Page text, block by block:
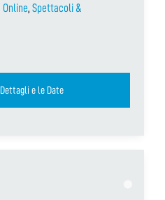
Online, Spettacoli &
e le Date